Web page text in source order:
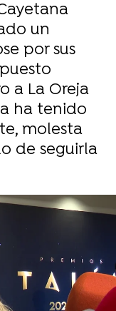
un
por sus
a La Oreja
ha tenido
molesta
de seguirla
sus quistes de
por Justin